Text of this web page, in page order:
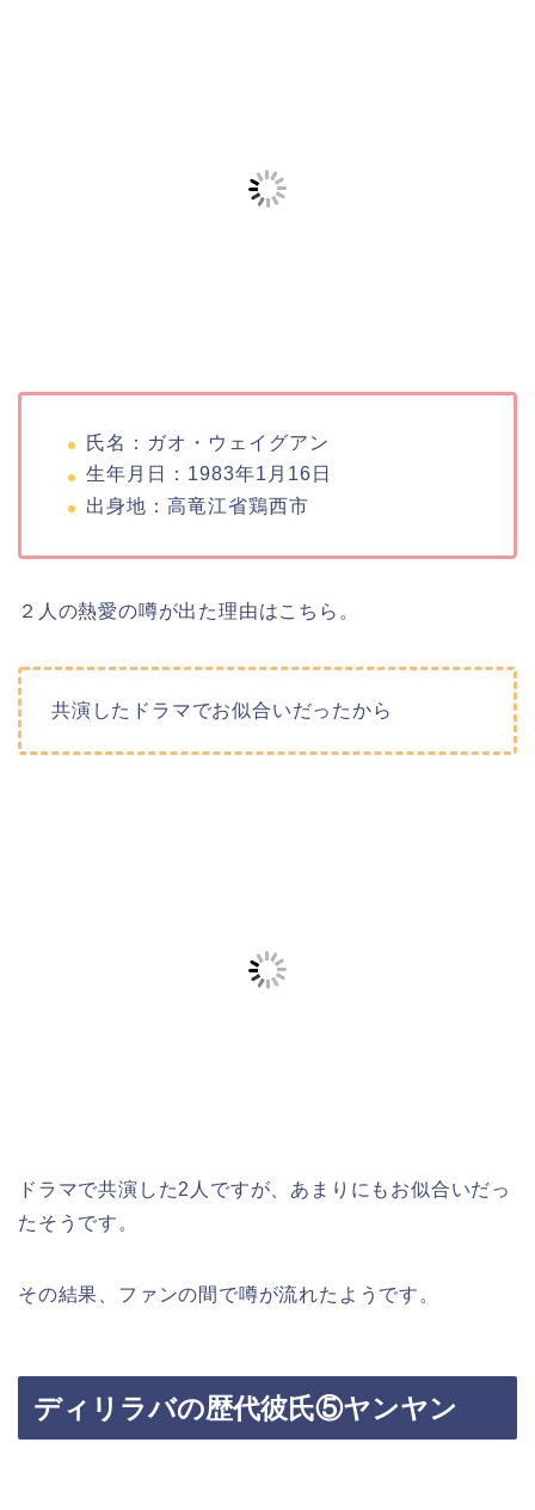
氏名：ガオ・ウェイグアン
生年月日：1983年1月16日
出身地：高竜江省鶏西市
２人の熱愛の噂が出た理由はこちら。
共演したドラマでお似合いだったから
ドラマで共演した2人ですが、あまりにもお似合いだっ
たそうです。
その結果、ファンの間で噂が流れたようです。
ディリラバの歴代彼氏⑤ヤンヤン